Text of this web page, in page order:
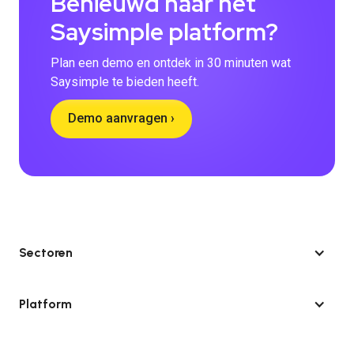
Saysimple platform?
Plan een demo en ontdek in 30 minuten wat
Saysimple te bieden heeft.
Demo aanvragen ›
Sectoren
Platform